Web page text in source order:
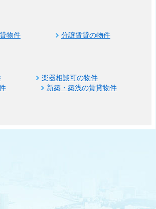
物件
分譲賃貸の物件
楽器相談可の物件
新築・築浅の賃貸物件